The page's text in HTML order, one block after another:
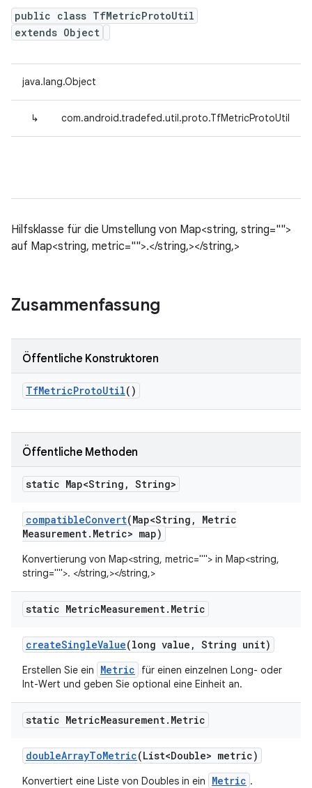
public class TfMetricProtoUtil
extends Object
java.lang.Object
↳ com.android.tradefed.util.proto.TfMetricProtoUtil
Hilfsklasse für die Umstellung von Map<string, string="">
auf Map<string, metric="">.</string,></string,>
Zusammenfassung
Öffentliche Konstruktoren
TfMetricProtoUtil()
Öffentliche Methoden
static Map<String , String>
compatibleConvert(Map<String ,
Metric
Measurement. Metric> map)
Konvertierung von Map<string, metric=""> in Map<string,
string="">. </string,></string,>
static MetricMeasurement. Metric
createSingleValue(long value , String unit)
Erstellen Sie ein Metric
für einen einzelnen Long- oder
Int-Wert und geben Sie optional eine Einheit an.
static MetricMeasurement. Metric
doubleArrayToMetric(List<Double> metric)
Konvertiert eine Liste von Doubles in ein Metric .